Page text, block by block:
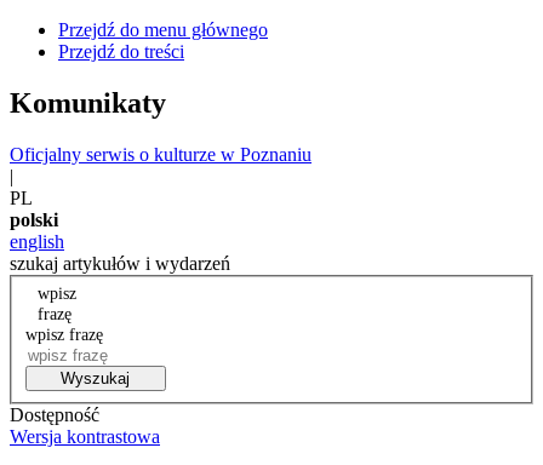
Przejdź do menu głównego
Przejdź do treści
Komunikaty
Oficjalny serwis o kulturze w Poznaniu
|
PL
polski
english
szukaj artykułów i wydarzeń
wpisz
frazę
wpisz frazę
Wyszukaj
Dostępność
Wersja kontrastowa